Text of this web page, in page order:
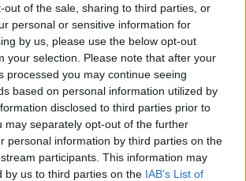
out of the sale, sharing to third parties, or
personal or sensitive information for
by us, please use the below opt-out
your selection. Please note that after your
processed you may continue seeing
based on personal information utilized by
disclosed to third parties prior to
may separately opt-out of the further
personal information by third parties on the
participants. This information may
by us to third parties on the IAB’s List of
da parte delle società già titolari
calciatori/calciatrici e giocatori/giocatrici
Dilettanti” e “non professionisti” in scadenza
è fissatonel periodo dal 16 maggio al 25
avvenire con le modalità già previste dal
Ufficiale per il deposito delle richieste di
le piattaforme informatiche.